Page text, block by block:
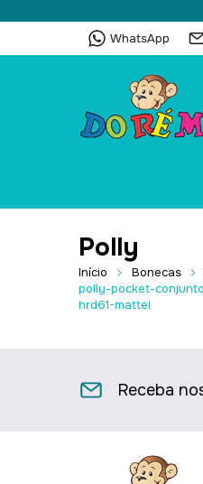
WhatsApp
Polly
Início Bonecas
polly-pocket-
hrd61-mattel
Receba